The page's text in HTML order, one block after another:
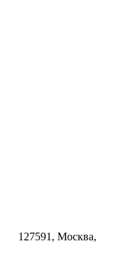
127591, Москва,